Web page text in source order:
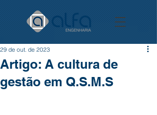
Artigo: A cultura de
gestão em Q.S.M.S
29 de out. de 2023